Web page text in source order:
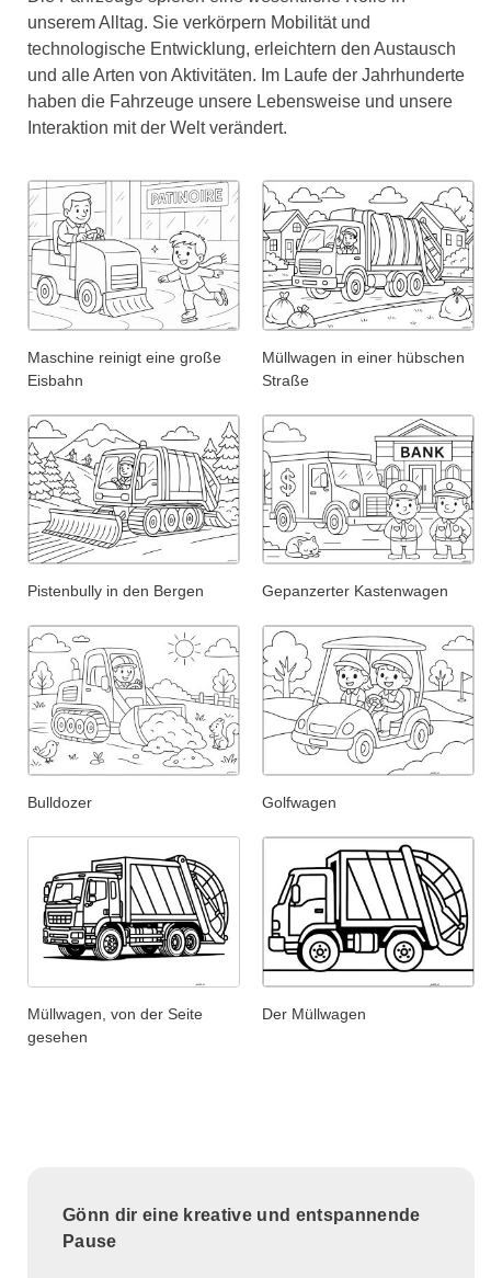
unserem Alltag. Sie verkörpern Mobilität und
technologische Entwicklung, erleichtern den Austausch
und alle Arten von Aktivitäten. Im Laufe der Jahrhunderte
haben die Fahrzeuge unsere Lebensweise und unsere
Interaktion mit der Welt verändert.
Maschine reinigt eine große
Eisbahn
Müllwagen in einer hübschen
Straße
Pistenbully in den Bergen Gepanzerter Kastenwagen
Bulldozer Golfwagen
Müllwagen, von der Seite
gesehen
Der Müllwagen
Gönn dir eine kreative und entspannende
Pause